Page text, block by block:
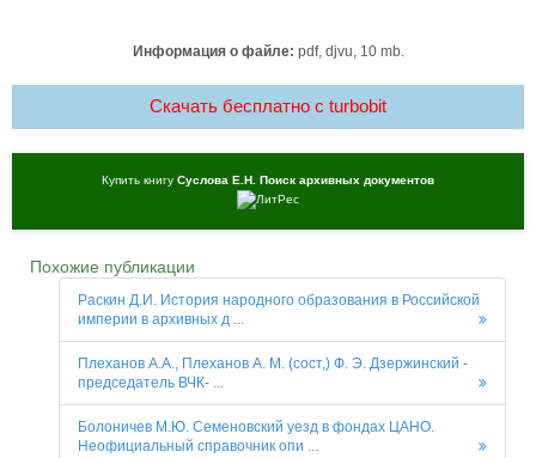
Информация о файле: pdf, djvu, 10 mb.
Скачать бесплатно c turbobit
Купить книгу Суслова Е.Н. Поиск архивных документов
Похожие публикации
Раскин Д.И. История народного образования в Российской
империи в архивных д ...
Плеханов А.А., Плеханов А. М. (сост,) Ф. Э. Дзержинский -
председатель ВЧК- ...
Болоничев М.Ю. Семеновский уезд в фондах ЦАНО.
Неофициальный справочник опи ...